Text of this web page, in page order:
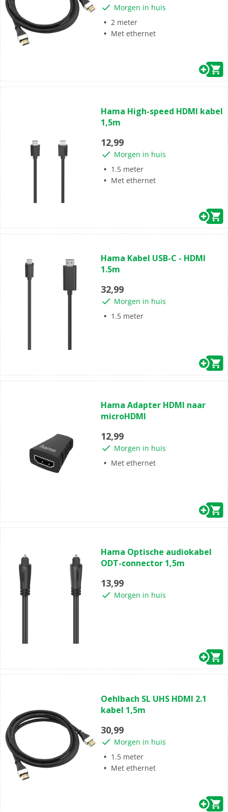
1
beoordeling
Morgen in huis
2 meter
Met ethernet
van
de
sterren.
1
beoordeling
Hama High-speed HDMI kabel
1,5m
12,99
Morgen in huis
1.5 meter
Met ethernet
van
de
sterren.
Hama Kabel USB-C - HDMI
1.5m
32,99
Morgen in huis
1.5 meter
van
de
sterren.
Hama Adapter HDMI naar
microHDMI
12,99
Morgen in huis
Met ethernet
van
de
sterren.
Hama Optische audiokabel
ODT-connector 1,5m
13,99
Morgen in huis
van
de
sterren.
1
beoordeling
Oehlbach SL UHS HDMI 2.1
kabel 1,5m
30,99
Morgen in huis
1.5 meter
Met ethernet